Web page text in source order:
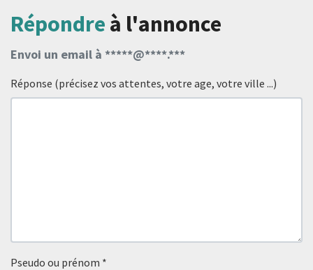
Répondre à l'annonce
Envoi un email à *****@****.***
Réponse (précisez vos attentes, votre age, votre ville ...)
Pseudo ou prénom *